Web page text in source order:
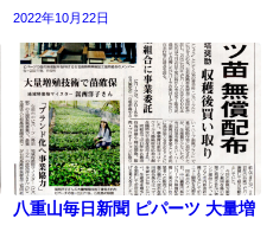
2022年10月22日
八重山毎日新聞 ピパーツ 大量増